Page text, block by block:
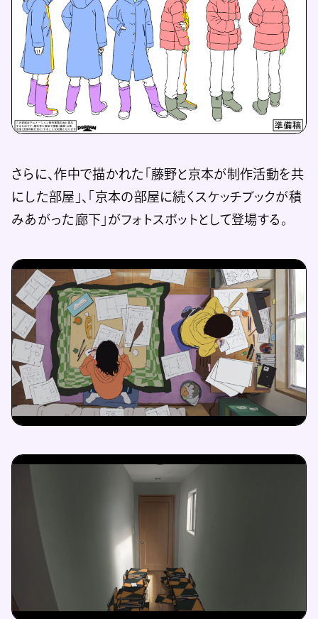
さらに、作中で描かれた「藤野と京本が制作活動を共
にした部屋」、「京本の部屋に続くスケッチブックが積
みあがった廊下」がフォトスポットとして登場する。